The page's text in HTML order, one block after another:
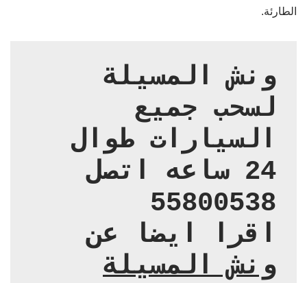
الطارئة.
24 ساعه اتصل
اقرا ايضا عن
ونش المسيلة